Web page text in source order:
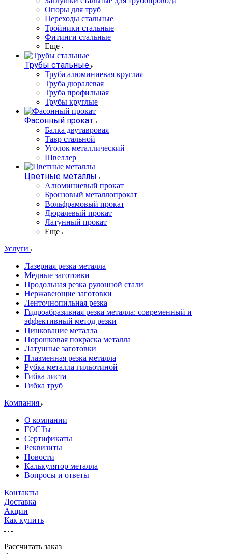
Опоры для труб
Переходы стальные
Тройники стальные
Фитинги стальные
Еще
Трубы стальные
Труба алюминиевая круглая
Труба дюралевая
Труба профильная
Трубы круглые
Фасонный прокат
Балка двутавровая
Тавр стальной
Уголок металлический
Швеллер
Цветные металлы
Алюминиевый прокат
Бронзовый металлопрокат
Вольфрамовый прокат
Дюралевый прокат
Латунный прокат
Еще
Услуги
Лазерная резка металла
Медные заготовки
Продольная резка рулонной стали
Нержавеющие заготовки
Ленточнопильная резка
Гидроабразивная резка металла: современный и
эффективный метод резки
Цинкование металла
Порошковая покраска металла
Латунные заготовки
Плазменная резка металла
Рубка металла гильотиной
Гибка листа
Гибка труб
Компания
О компании
ГОСТы
Сертификаты
Реквизиты
Новости
Калькулятор металла
Вопросы и ответы
Контакты
Доставка
Акции
Как купить
Рассчитать заказ